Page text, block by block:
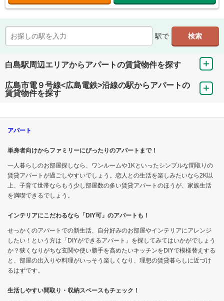
駅で
白島駅周辺エリアからアパートの賃貸物件を探す
広島市電９号線<広島電鉄>沿線の駅からアパートの
賃貸物件を探す
アパート
単身者向けからファミリーにぴったりのアパートまで！
一人暮らしのお部屋探しなら、ワンルームや1Kといったシンプルな間取りの
賃貸アパートが過ごしやすいでしょう。恋人との生活を楽しみたいなら2K以
上、子育て世帯ならもう少し部屋数の多い賃貸アパートのほうが、家族生活
を満喫できるでしょう。
インテリアにこだわるなら「DIY可」のアパートも！
せっかくのアパートでの新生活、自分好みのお部屋やインテリアにアレンジ
したい！という方は「DIYができるアパート」を探してみてはいかがでしょう
か？狭くなりがちな玄関や使い勝手を高めたいキッチンをDIYで模様替えする
と、部屋の出入りや料理がいっそう楽しくなり、理想の賃貸暮らしに近づけ
るはずです。
生活しやすい間取り・収納スペースもチェック！